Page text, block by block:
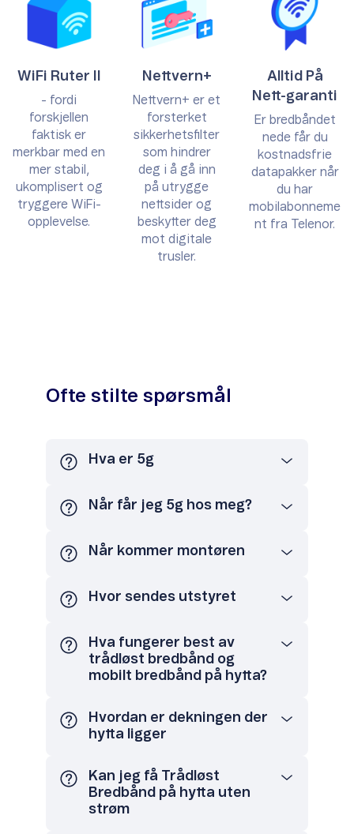
WiFi Ruter II
- fordi
forskjellen
faktisk er
merkbar med en
mer stabil,
ukomplisert og
tryggere WiFi-
opplevelse.
Nettvern+
Nettvern+ er et
forsterket
sikkerhetsfilter
som hindrer
deg i å gå inn
på utrygge
nettsider og
beskytter deg
mot digitale
trusler.
Alltid På
Nett-garanti
Er bredbåndet
nede får du
kostnadsfrie
datapakker når
du har
mobilabonneme
nt fra Telenor.
Ofte stilte spørsmål
Hva er 5g
Når får jeg 5g hos meg?
Når kommer montøren
Hvor sendes utstyret
Hva fungerer best av
trådløst bredbånd og
mobilt bredbånd på hytta?
Hvordan er dekningen der
hytta ligger
Kan jeg få Trådløst
Bredbånd på hytta uten
strøm